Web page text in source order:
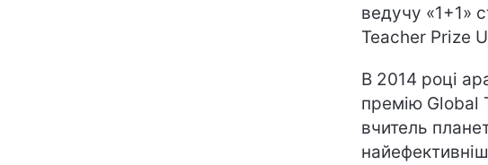
ведучу «1+1»
Teacher Prize
В 2014 році
премію Global
вчитель